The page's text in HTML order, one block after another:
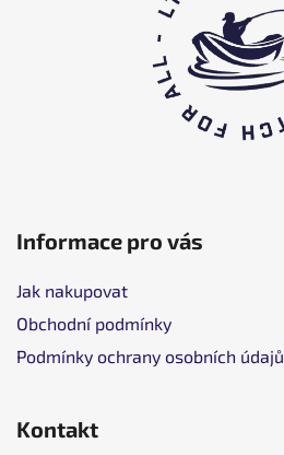
Informace pro vás
Jak nakupovat
Obchodní podmínky
Podmínky ochrany osobních údajů
Kontakt